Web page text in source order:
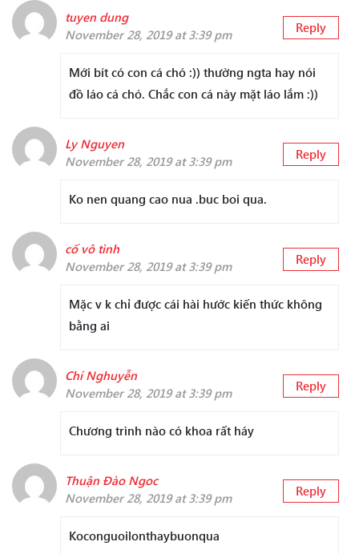
tuyen dung
November 28, 2019 at 3:39 pm
Reply
Mới bít có con cá chó :)) thường ngta hay nói
đồ láo cá chó. Chắc con cá này mặt láo lắm :))
Ly Nguyen
November 28, 2019 at 3:39 pm
Reply
Ko nen quang cao nua .buc boi qua.
cố vô tình
November 28, 2019 at 3:39 pm
Reply
Mặc v k chỉ được cái hài hước kiến thức không
bằng ai
Chí Nghuyễn
November 28, 2019 at 3:39 pm
Reply
Chương trình nào có khoa rất háy
Thuận Đào Ngoc
November 28, 2019 at 3:39 pm
Reply
Koconguoilonthaybuonqua